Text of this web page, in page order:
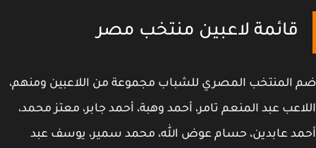
قائمة لاعبين منتخب مصر
المنتخب المصري للشباب مجموعة من اللاعبين ومنهم،
عبد المنعم تامر، أحمد وهبة، أحمد جابر، معتز محمد،
عابدين، حسام عوض الله، محمد سمير، يوسف عبد